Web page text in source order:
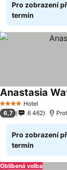
Pro zobrazení
termín
4 Počet hvězdiček
Hotel
Anastasia
6,7 6 462
Pro zobrazení
termín
Oblíbená volba